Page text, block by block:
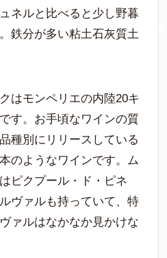
ネルと比べると少し野暮
鉄分が多い粘土石灰質土
はモンペリエの内陸20キ
す。お手頃なワインの質
種別にリリースしている
のようなワインです。ム
ピクプール・ド・ピネ
ヴァルも持っていて、特
ァルはなかなか見かけな